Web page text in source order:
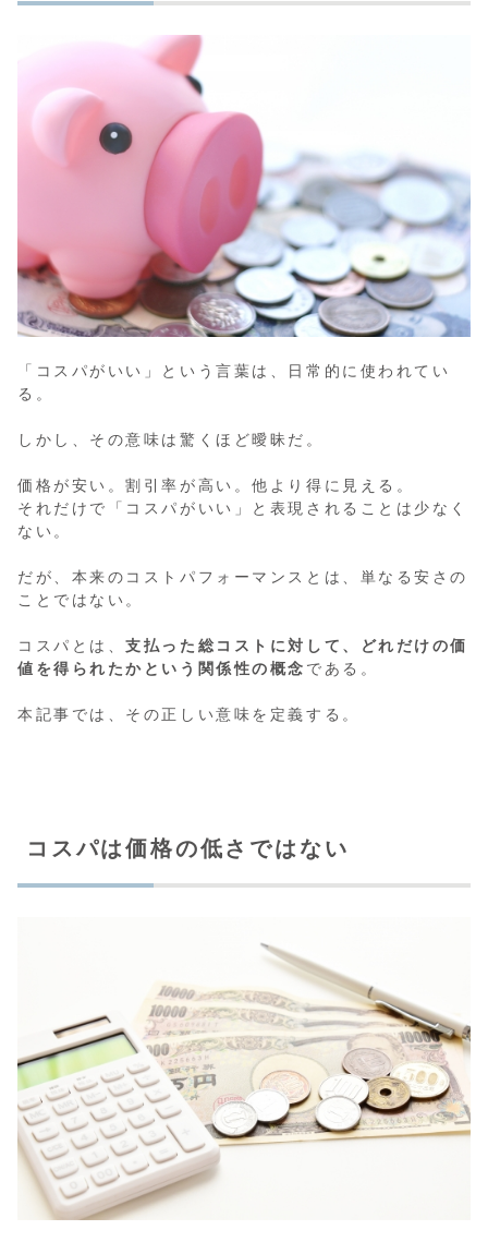
「コスパがいい」という言葉は、日常的に使われてい
る。
しかし、その意味は驚くほど曖昧だ。
価格が安い。割引率が高い。他より得に見える。
それだけで「コスパがいい」と表現されることは少なく
ない。
だが、本来のコストパフォーマンスとは、単なる安さの
ことではない。
コスパとは、支払った総コストに対して、どれだけの価
値を得られたかという関係性の概念 である。
本記事では、その正しい意味を定義する。
コスパは価格の低さではない